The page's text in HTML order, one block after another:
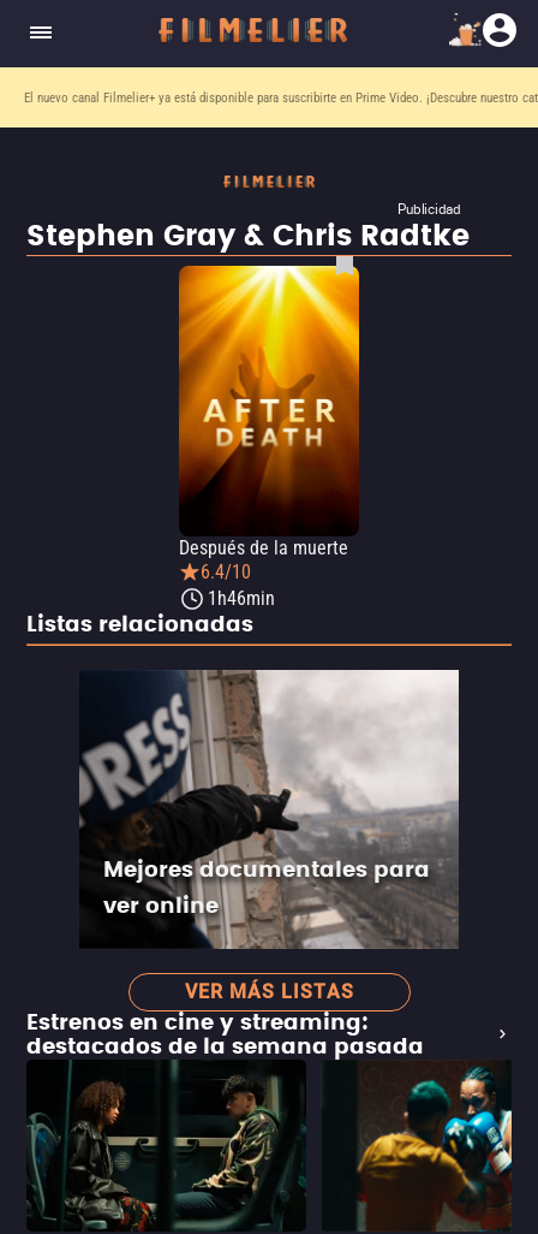
El nuevo canal Filmelier+ ya está disponible para suscribirte en Prime Video. ¡Descubre nuestro
Publicidad
Stephen Gray & Chris Radtke
Después de la muerte
6.4/10
1h46min
Listas relacionadas
Mejores documentales para
ver online
VER MÁS LISTAS
Estrenos en cine y streaming:
destacados de la semana pasada